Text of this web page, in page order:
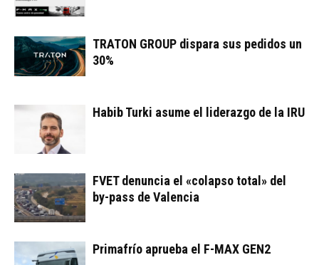
TRATON GROUP dispara sus pedidos un
30%
Habib Turki asume el liderazgo de la IRU
FVET denuncia el «colapso total» del
by-pass de Valencia
Primafrío aprueba el F-MAX GEN2